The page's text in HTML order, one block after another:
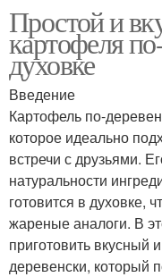
Простой и
картофеля
духовке
Введение
Картофель по-
которое идеально
встречи с друзьями.
натуральности
готовится в духовке,
жареные аналоги. В
приготовить вкусный
деревенски, который